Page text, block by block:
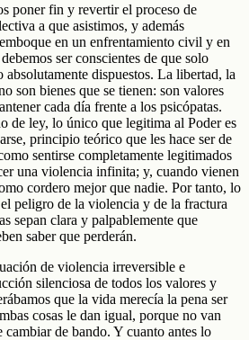
poner fin y revertir el proceso de
a que asistimos, y además
en un enfrentamiento civil y en
ser conscientes de que solo
absolutamente dispuestos. La libertad, la
son bienes que se tienen: son valores
cada día frente a los psicópatas.
de ley, lo único que legitima al Poder es
principio teórico que les hace ser de
sentirse completamente legitimados
una violencia infinita; y, cuando vienen
cordero mejor que nadie. Por tanto, lo
peligro de la violencia y de la fractura
sepan clara y palpablemente que
saber que perderán.
de violencia irreversible e
silenciosa de todos los valores y
que la vida merecía la pena ser
cosas le dan igual, porque no van
de bando. Y cuanto antes lo